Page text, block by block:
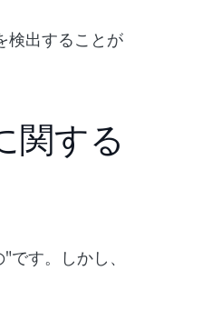
出することが
する
す。しかし、